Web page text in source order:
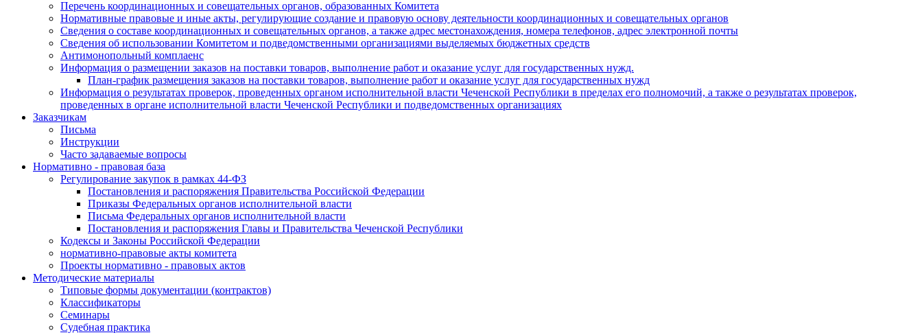
Перечень координационных и совещательных органов, образованных Комитета
Нормативные правовые и иные акты, регулирующие создание и правовую основу деятельности координационных и совещательных органов
Сведения о составе координационных и совещательных органов, а также адрес местонахождения, номера телефонов, адрес электронной почты
Сведения об использовании Комитетом и подведомственными организациями выделяемых бюджетных средств
Антимонопольный комплаенс
Информация о размещении заказов на поставки товаров, выполнение работ и оказание услуг для государственных нужд.
План-график размещения заказов на поставки товаров, выполнение работ и оказание услуг для государственных нужд
Информация о результатах проверок, проведенных органом исполнительной власти Чеченской Республики в пределах его полномочий, а также о результатах проверок,
проведенных в органе исполнительной власти Чеченской Республики и подведомственных организациях
Заказчикам
Письма
Инструкции
Часто задаваемые вопросы
Нормативно - правовая база
Регулирование закупок в рамках 44-ФЗ
Постановления и распоряжения Правительства Российской Федерации
Приказы Федеральных органов исполнительной власти
Письма Федеральных органов исполнительной власти
Постановления и распоряжения Главы и Правительства Чеченской Республики
Кодексы и Законы Российской Федерации
нормативно-правовые акты комитета
Проекты нормативно - правовых актов
Методические материалы
Типовые формы документации (контрактов)
Классификаторы
Семинары
Судебная практика